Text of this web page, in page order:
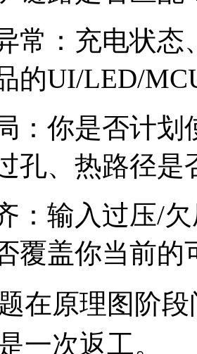
常：充电状态
的UI/LED/
：你是否计划
孔、热路径是
：输入过压/
覆盖你当前的
在原理图阶
一次返工。